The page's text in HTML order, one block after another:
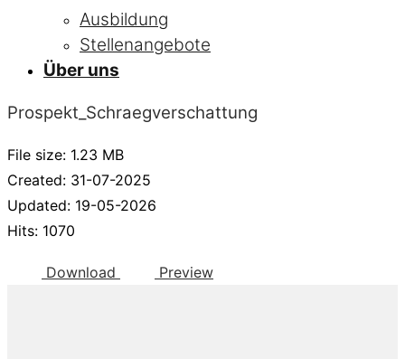
Ausbildung
Stellenangebote
Über uns
Prospekt_Schraegverschattung
File size: 1.23 MB
Created: 31-07-2025
Updated: 19-05-2026
Hits: 1070
Download Preview